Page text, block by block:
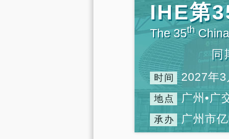
IHE第
The 35th
同
时间 2027年3
地点 广州•广
承办 广州市